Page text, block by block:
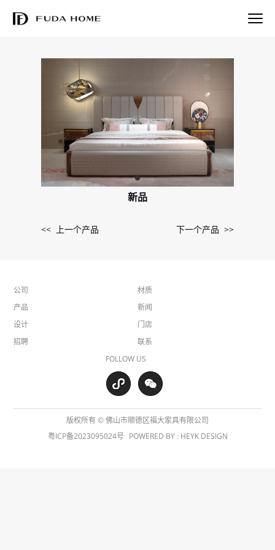
新品
下一个产品 >>
<< 上一个产品
公司
产品
设计
招聘
材质
新闻
门店
联系
FOLLOW US
版权所有 © 佛山市顺德区福大家具有限公司
粤ICP备2023095024号 POWERED BY : HEYK DESIGN